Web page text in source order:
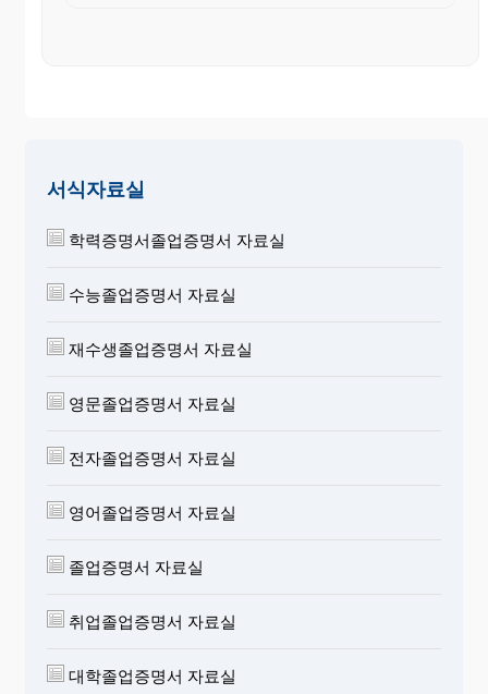
서식자료실
학력증명서졸업증명서 자료실
수능졸업증명서 자료실
재수생졸업증명서 자료실
영문졸업증명서 자료실
전자졸업증명서 자료실
영어졸업증명서 자료실
졸업증명서 자료실
취업졸업증명서 자료실
대학졸업증명서 자료실